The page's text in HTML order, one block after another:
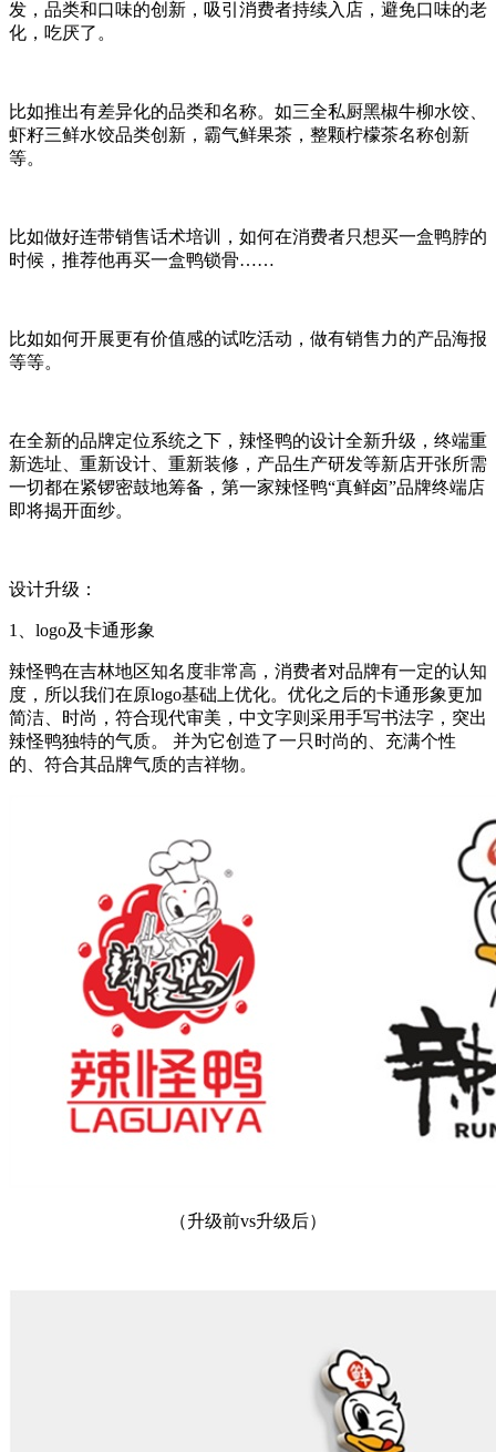
发，品类和口味的创新，吸引消费者持续入店，避免口味的老
化，吃厌了。
比如推出有差异化的品类和名称。如三全私厨黑椒牛柳水饺、
虾籽三鲜水饺品类创新，霸气鲜果茶，整颗柠檬茶名称创新
等。
比如做好连带销售话术培训，如何在消费者只想买一盒鸭脖的
时候，推荐他再买一盒鸭锁骨……
比如如何开展更有价值感的试吃活动，做有销售力的产品海报
等等。
在全新的品牌定位系统之下，辣怪鸭的设计全新升级，终端重
新选址、重新设计、重新装修，产品生产研发等新店开张所需
一切都在紧锣密鼓地筹备，第一家辣怪鸭“真鲜卤”品牌终端店
即将揭开面纱。
设计升级：
1 logo及卡通形象
辣怪鸭在吉林地区知名度非常高，消费者对品牌有一定的认知
度，所以我们在原logo基础上优化。优化之后的卡通形象更加
简洁、时尚，符合现代审美，中文字则采用手写书法字，突出
辣怪鸭独特的气质。 并为它创造了一只时尚的、充满个性
的、符合其品牌气质的吉祥物。
（升级前vs升级后）